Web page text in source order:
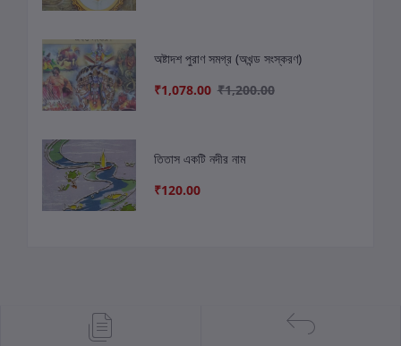
অষ্টাদশ পুরাণ সমগ্র (অখন্ড সংস্করণ)
₹1,078.00 ₹1,200.00
তিতাস একটি নদীর নাম
₹120.00